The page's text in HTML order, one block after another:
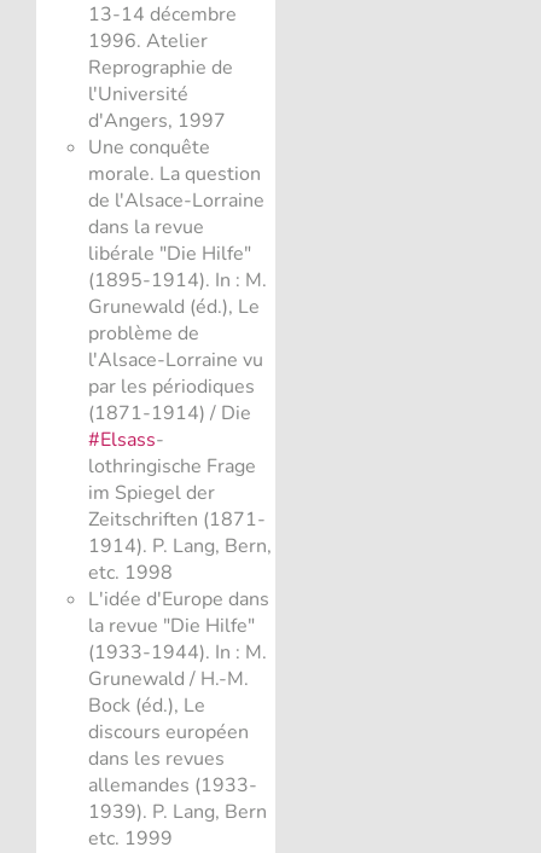
13-14 décembre
1996. Atelier
Reprographie de
l'Université
d'Angers, 1997
Une conquête
morale. La question
de l'Alsace-Lorraine
dans la revue
libérale "Die Hilfe"
(1895-1914). In : M.
Grunewald (éd.), Le
problème de
l'Alsace-Lorraine vu
par les périodiques
(1871-1914) / Die
#Elsass-
lothringische Frage
im Spiegel der
Zeitschriften (1871-
1914). P. Lang, Bern,
etc. 1998
L'idée d'Europe dans
la revue "Die Hilfe"
(1933-1944). In : M.
Grunewald / H.-M.
Bock (éd.), Le
discours européen
dans les revues
allemandes (1933-
1939). P. Lang, Bern
etc. 1999